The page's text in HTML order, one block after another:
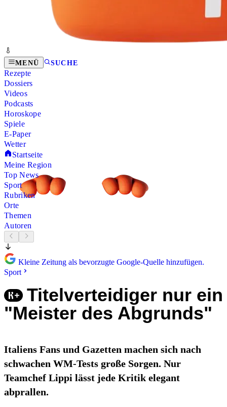
MENÜ SUCHE
Rezepte
Dossiers
Videos
Podcasts
Horoskope
Spiele
E-Paper
Wetter
Startseite
Meine Region
Top News
Sport
Rubriken
Orte
Themen
Autoren
Kleine Zeitung als bevorzugte Google-Quelle hinzufügen.
Sport
Titelverteidiger nur ein
"Meister des Abgrunds"
Italiens Fans und Gazetten machen sich nach
schwachen WM-Tests große Sorgen. Nur
Teamchef Lippi lässt jede Kritik elegant
abprallen.